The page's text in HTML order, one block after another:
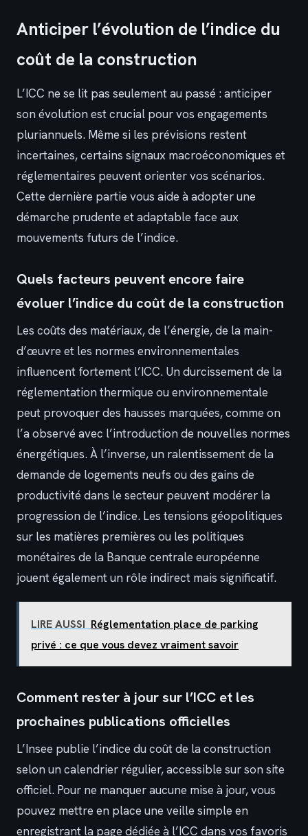
Anticiper l’évolution de l’indice du
coût de la construction
L’ICC ne se lit pas seulement au passé : anticiper
son évolution est crucial pour vos engagements
pluriannuels. Même si les prévisions restent
incertaines, certains signaux macroéconomiques et
réglementaires peuvent orienter vos scénarios.
Cette dernière partie vous aide à adopter une
démarche prudente et adaptable face aux
mouvements futurs de l’indice.
Quels facteurs peuvent encore faire
évoluer l’indice du coût de la construction
Les coûts des matériaux, de l’énergie, de la main-
d’œuvre et les normes environnementales
influencent fortement l’ICC. Un durcissement de la
réglementation thermique ou environnementale
peut provoquer des hausses marquées, comme on
l’a observé avec l’introduction de nouvelles normes
énergétiques. À l’inverse, un ralentissement de la
demande de logements neufs ou des gains de
productivité dans le secteur peuvent modérer la
progression de l’indice. Les tensions géopolitiques
sur les matières premières ou les politiques
monétaires de la Banque centrale européenne
jouent également un rôle indirect mais significatif.
LIRE AUSSI Réglementation place de parking
privé : ce que vous devez vraiment savoir
Comment rester à jour sur l’ICC et les
prochaines publications officielles
L’Insee publie l’indice du coût de la construction
selon un calendrier régulier, accessible sur son site
officiel. Pour ne manquer aucune mise à jour, vous
pouvez mettre en place une veille simple en
enregistrant la page dédiée à l’ICC dans vos favoris